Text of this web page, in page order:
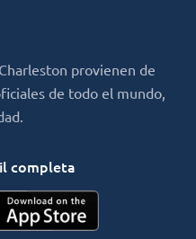
provienen de
de todo el mundo,
completa